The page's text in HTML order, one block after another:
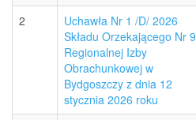
2
Uchawła Nr 1 /D/ 2026
Składu Orzekającego Nr 9
Regionalnej Izby
Obrachunkowej w
Bydgoszczy z dnia 12
stycznia 2026 roku